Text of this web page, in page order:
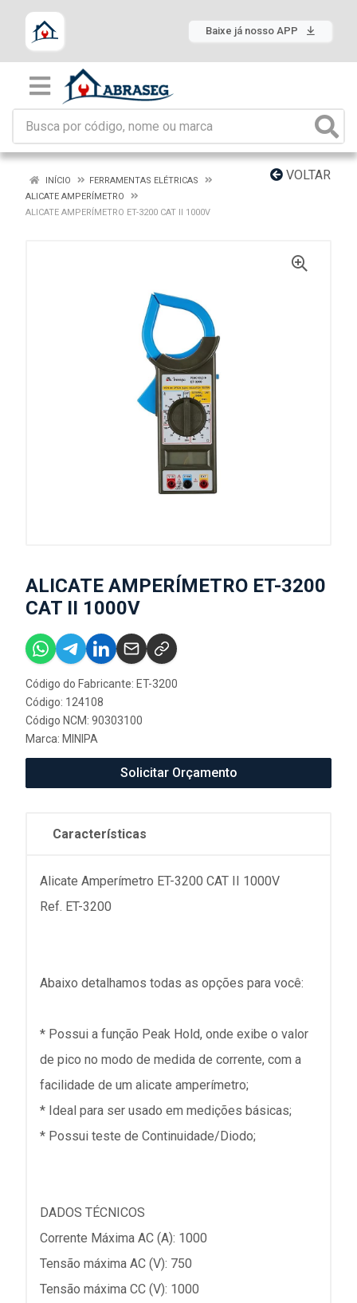
Baixe já nosso APP
VOLTAR
INÍCIO
FERRAMENTAS ELÉTRICAS
ALICATE AMPERÍMETRO
ALICATE AMPERÍMETRO ET-3200 CAT II 1000V
ALICATE AMPERÍMETRO ET-3200
CAT II 1000V
Código do Fabricante: ET-3200
Código: 124108
Código NCM: 90303100
Marca: MINIPA
Solicitar Orçamento
Características
Alicate Amperímetro ET-3200 CAT II 1000V
Ref. ET-3200
Abaixo detalhamos todas as opções para você:
* Possui a função Peak Hold, onde exibe o valor
de pico no modo de medida de corrente, com a
facilidade de um alicate amperímetro;
* Ideal para ser usado em medições básicas;
* Possui teste de Continuidade/Diodo;
DADOS TÉCNICOS
Corrente Máxima AC (A): 1000
Tensão máxima AC (V): 750
Tensão máxima CC (V): 1000